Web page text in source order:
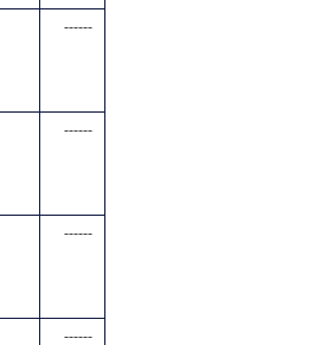
------
------
------
------